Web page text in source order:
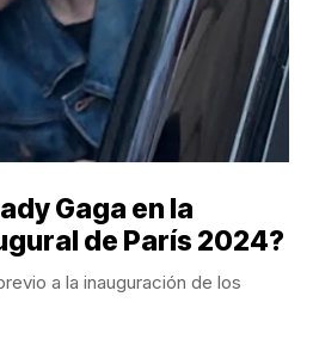
Gaga en la
de París 2024?
a la inauguración de los